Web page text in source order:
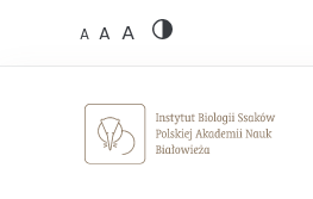
A A A